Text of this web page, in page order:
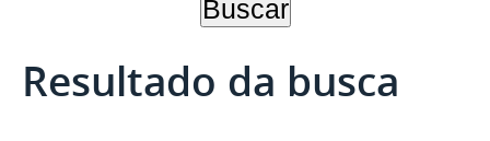
Resultado da busca